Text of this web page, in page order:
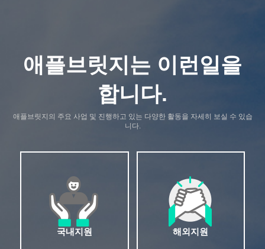
애플브릿지는 이런일을
합니다.
애플브릿지의 주요 사업 및 진행하고 있는 다양한 활동을 자세히 보실 수 있습
니다.
국내지원 해외지원